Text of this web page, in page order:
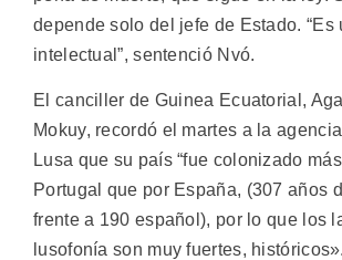
depende solo del jefe de Estado. “Es
intelectual”, sentenció Nvó.
El canciller de Guinea Ecuatorial,
Mokuy, recordó el martes a la
Lusa que su país “fue colonizado
Portugal que por España, (307 años
frente a 190 español), por lo que los
lusofonía son muy fuertes,